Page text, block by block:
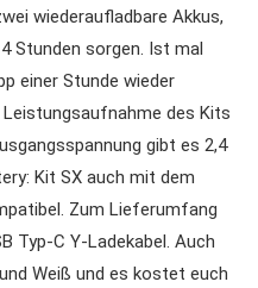
wiederaufladbare Akkus,
Stunden sorgen. Ist mal
einer Stunde wieder
des Kits
gibt es 2,4
Kit SX auch mit dem
Zum Lieferumfang
Typ-C Y-Ladekabel. Auch
Weiß und es kostet euch